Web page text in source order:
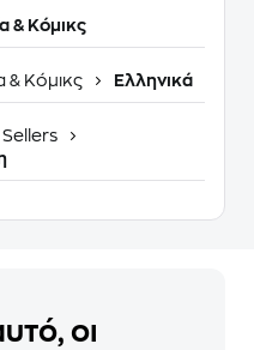
& Κόμικς
& Κόμικς Ελληνικά
Sellers
οι